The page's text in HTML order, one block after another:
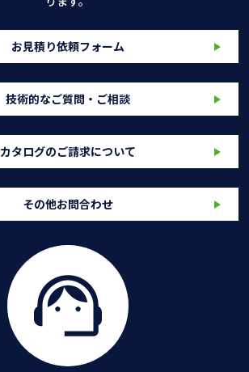
お見積り依頼フォーム
技術的なご質問・ご相談
カタログのご請求について
その他お問合わせ